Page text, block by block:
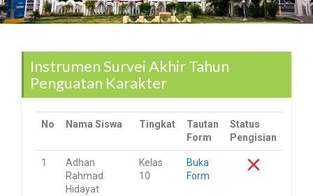
Instrumen Survei Akhir Tahun
Penguatan Karakter
No Nama Siswa Tingkat
Tautan
Form
Status
Pengisian
1
Adhan
Rahmad
Hidayat
Kelas
10
Buka
Form